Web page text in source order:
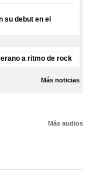
su debut en el
a ritmo de rock
Más noticias
Más audios